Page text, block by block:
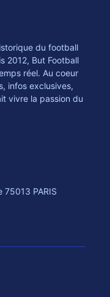
du football
2012, But Football
réel. Au coeur
infos exclusives,
vivre la passion du
75013 PARIS